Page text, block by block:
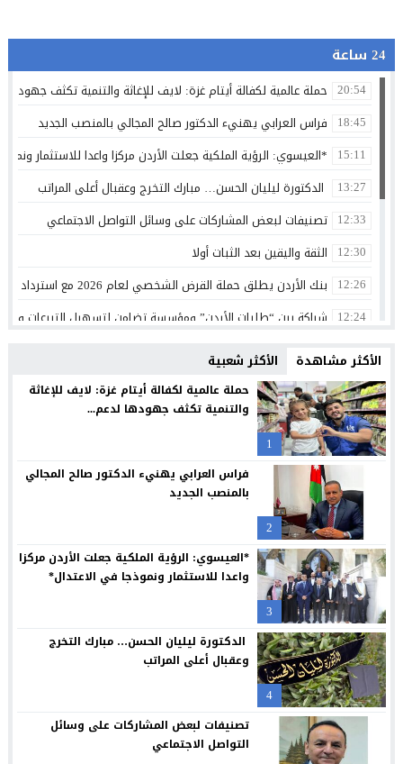
24 ساعة
20:54 حملة عالمية لكفالة أيتام غزة: لايف للإغاثة والتنمية تكثف
18:45 فراس العرابي يهنيء الدكتور صالح المجالي بالمنصب الجديد
15:11 *العيسوي: الرؤية الملكية جعلت الأردن مركزا واعدا للاستثمار
13:27 الدكتورة ليليان الحسن… مبارك التخرج وعقبال أعلى المراتب
12:33 تصنيفات لبعض المشاركات على وسائل التواصل الاجتماعي
12:30 الثقة واليقين بعد الثبات أولا
12:26 بنك الأردن يطلق حملة القرض الشخصي لعام 2026 مع استرداد نقدي
12:24 شراكة بين “طلبات الأردن” ومؤسسة تضامن لتسهيل التبرعات
سامسونج تعيد تصميم الشاشة بما يتوافق مع الطريقة التي
12:18 البنك الأردني الكويتي يوقع اتفاقية تعاون مع الشركة الأردنية
12:13 مجابهة الاحتيال الإلكتروني مسؤولية مشتركة
12:10 بنك صفوة الإسلامي يجدد شراكته مع تكية أم علي ويواصل دعمه
12:06 بيان صادر عن اللجنة النقابية للعاملين في شركة البوتاس العربية
11:51 كلية الحقوق في جامعة الزيتونة الأردنية تنظم لقاءً تعريفياً
11:47 جامعة الزيتونة الأردنية تشارك في ماستر كلاس حول الملكية
الأكثر مشاهدة الأكثر شعبية
1
حملة عالمية لكفالة أيتام غزة: لايف للإغاثة
والتنمية تكثف جهودها لدعم...
2
فراس العرابي يهنيء الدكتور صالح المجالي
بالمنصب الجديد
3
*العيسوي: الرؤية الملكية جعلت الأردن مركزا
واعدا للاستثمار ونموذجا في الاعتدال*
4
الدكتورة ليليان الحسن… مبارك التخرج
وعقبال أعلى المراتب
تصنيفات لبعض المشاركات على وسائل
التواصل الاجتماعي